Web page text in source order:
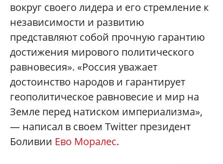
вокруг своего лидера и его стремление к
независимости и развитию
представляют собой прочную гарантию
достижения мирового политического
равновесия». «Россия уважает
достоинство народов и гарантирует
геополитическое равновесие и мир на
Земле перед натиском империализма»,
— написал в своем Twitter президент
Боливии Ево Моралес.